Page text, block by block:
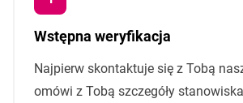
Wstępna weryfikacja
Najpierw skontaktuje się z Tobą
omówi z Tobą szczegóły